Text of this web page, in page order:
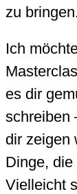
zu
Ich
es dir
schreiben
dir zeigen
Dinge,
Vielleicht